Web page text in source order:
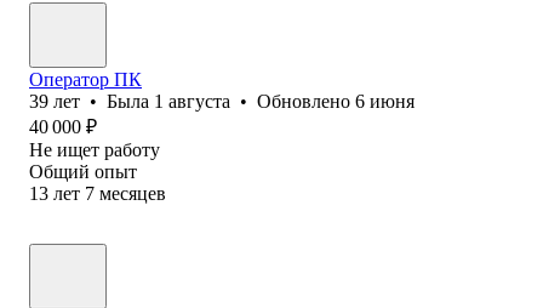
Оператор ПК
39 лет • Была 1 августа • Обновлено 6 июня
40 000 ₽
Не ищет работу
Общий опыт
13 лет 7 месяцев